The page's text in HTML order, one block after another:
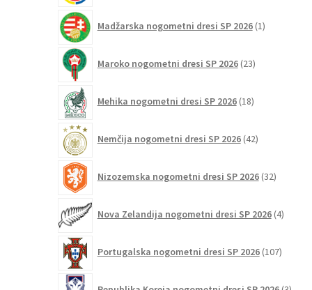
Madžarska nogometni dresi SP 2026 1izdelek
Maroko nogometni dresi SP 2026 23izdelkov
Mehika nogometni dresi SP 2026 18izdelkov
Nemčija nogometni dresi SP 2026 42izdelkov
Nizozemska nogometni dresi SP 2026 32izdelkov
Nova Zelandija nogometni dresi SP 2026 4izdelki
Portugalska nogometni dresi SP 2026 107